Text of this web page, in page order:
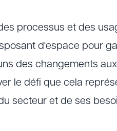
processus et des
d'espace pour
des changements
le défi que cela
secteur et de ses